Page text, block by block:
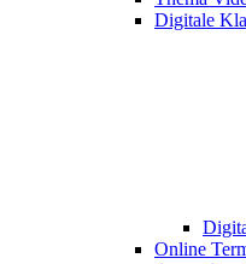
Digitale
Online